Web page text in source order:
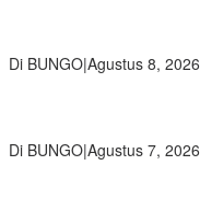
Di BUNGO|Agustus 8, 2026
Di BUNGO|Agustus 7, 2026